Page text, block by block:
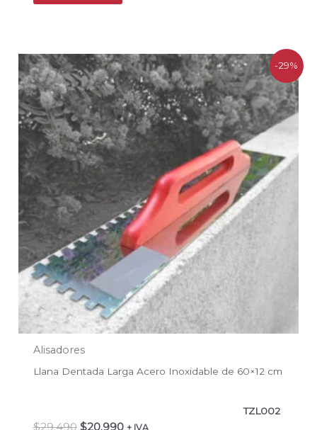
-29%
Alisadores
Llana Dentada Larga Acero Inoxidable de 60×12 cm
TZL002
$29.490
El
precio
original
era:
$29.490.
$20.990
El
precio
actual
es:
$20.990.
+ IVA